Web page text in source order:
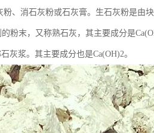
、消石灰粉或石灰膏。生石灰粉是由
粉末，又称熟石灰，其主要成分是
浆。其主要成分也是Ca(OH)2。